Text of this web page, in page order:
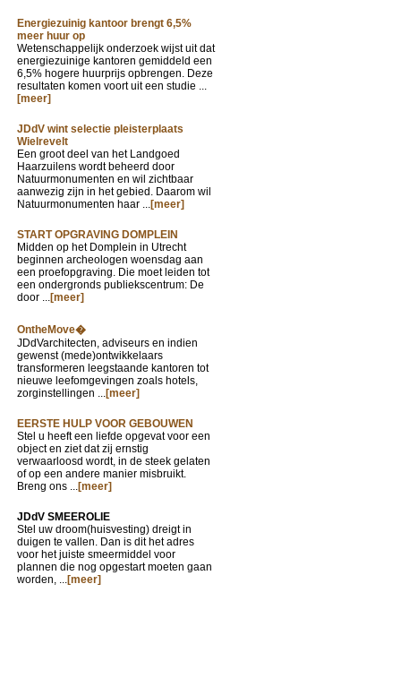
Energiezuinig kantoor brengt 6,5%
meer huur op
Wetenschappelijk onderzoek wijst uit dat
energiezuinige kantoren gemiddeld een
6,5% hogere huurprijs opbrengen. Deze
resultaten komen voort uit een studie ...
[meer]
JDdV wint selectie pleisterplaats
Wielrevelt
Een groot deel van het Landgoed
Haarzuilens wordt beheerd door
Natuurmonumenten en wil zichtbaar
aanwezig zijn in het gebied. Daarom wil
Natuurmonumenten haar ...[meer]
START OPGRAVING DOMPLEIN
Midden op het Domplein in Utrecht
beginnen archeologen woensdag aan
een proefopgraving. Die moet leiden tot
een ondergronds publiekscentrum: De
door ...[meer]
OntheMove�
JDdVarchitecten, adviseurs en indien
gewenst (mede)ontwikkelaars
transformeren leegstaande kantoren tot
nieuwe leefomgevingen zoals hotels,
zorginstellingen ...[meer]
EERSTE HULP VOOR GEBOUWEN
Stel u heeft een liefde opgevat voor een
object en ziet dat zij ernstig
verwaarloosd wordt, in de steek gelaten
of op een andere manier misbruikt.
Breng ons ...[meer]
JDdV SMEEROLIE
Stel uw droom(huisvesting) dreigt in
duigen te vallen. Dan is dit het adres
voor het juiste smeermiddel voor
plannen die nog opgestart moeten gaan
worden, ...[meer]